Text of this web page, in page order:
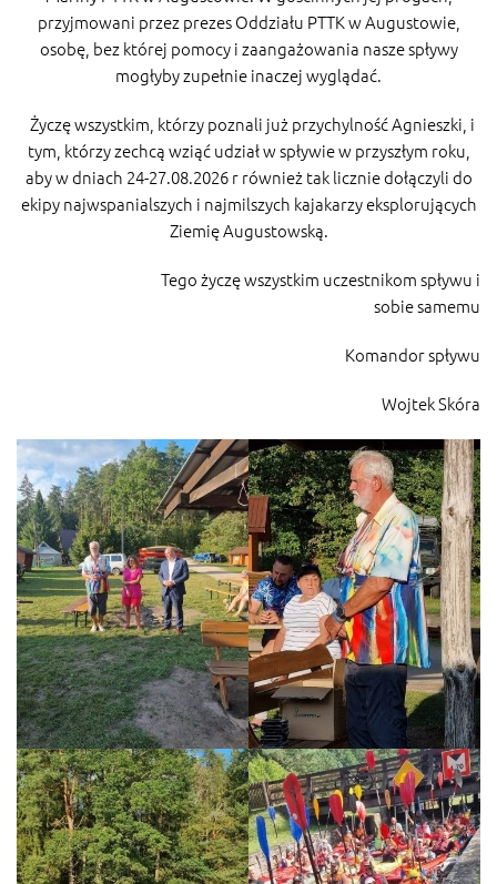
przyjmowani przez prezes Oddziału PTTK w Augustowie,
osobę, bez której pomocy i zaangażowania nasze spływy
mogłyby zupełnie inaczej wyglądać.
Życzę wszystkim, którzy poznali już przychylność Agnieszki, i
tym, którzy zechcą wziąć udział w spływie w przyszłym roku,
aby w dniach 24-27.08.2026 r również tak licznie dołączyli do
ekipy najwspanialszych i najmilszych kajakarzy eksplorujących
Ziemię Augustowską.
Tego życzę wszystkim uczestnikom spływu i
sobie samemu
Komandor spływu
Wojtek Skóra